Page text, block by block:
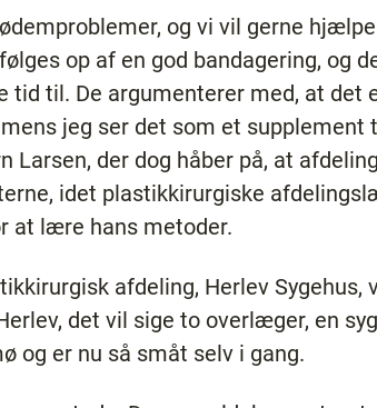
og vi vil gerne
op af en god bandagering, og
tid til. De argumenterer med, at det
jeg ser det som et
Larsen, der dog håber på, at
idet plastikkirurgiske
at lære hans metoder.
afdeling, Herlev Sygehus,
det vil sige to overlæger, en
og er nu så småt selv i gang.